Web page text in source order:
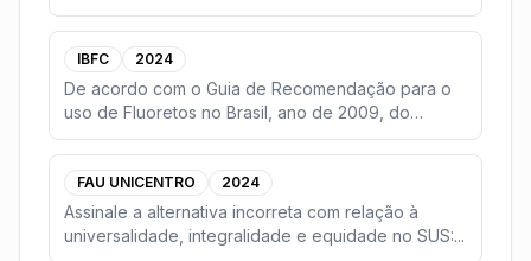
e...
IBFC 2024
De acordo com o Guia de Recomendação para o
uso de Fluoretos no Brasil, ano de 2009, do
Ministério d...
FAU UNICENTRO 2024
Assinale a alternativa incorreta com relação à
universalidade, integralidade e equidade no SUS:...